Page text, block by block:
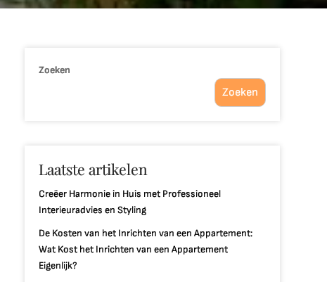
Zoeken
Zoeken
Laatste artikelen
Creëer Harmonie in Huis met Professioneel
Interieuradvies en Styling
De Kosten van het Inrichten van een Appartement:
Wat Kost het Inrichten van een Appartement
Eigenlijk?